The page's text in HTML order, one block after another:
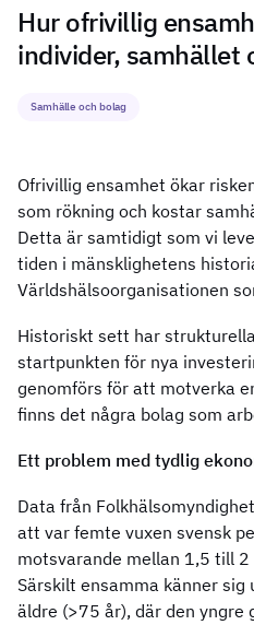
Hur ofrivillig
individer, samhället
Samhälle och bolag
Ofrivillig ensamhet ökar
som rökning och kostar
Detta är samtidigt som vi
tiden i mänsklighetens
Världshälsoorganisationen
Historiskt sett har
startpunkten för nya
genomförs för att motverka
finns det några bolag som
Ett problem med tydlig
Data från
att var femte vuxen svensk
motsvarande mellan 1,5 till
Särskilt ensamma känner sig
äldre (>75 år), där den yngre